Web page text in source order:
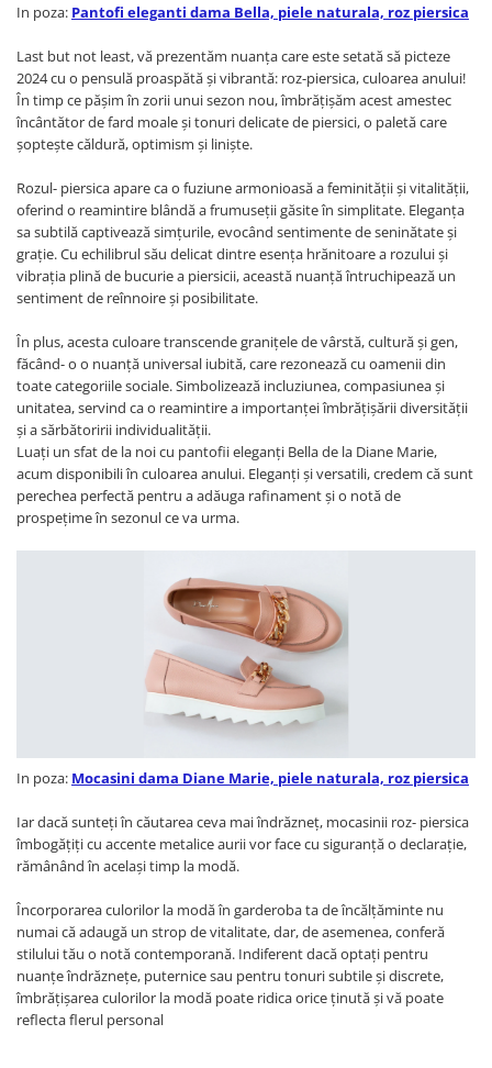
In poza: Pantofi eleganti dama Bella, piele naturala, roz piersica
Last but not least, vă prezentăm nuanța care este setată să picteze
2024 cu o pensulă proaspătă și vibrantă: roz-piersica, culoarea anului!
În timp ce pășim în zorii unui sezon nou, îmbrățișăm acest amestec
încântător de fard moale și tonuri delicate de piersici, o paletă care
șoptește căldură, optimism și liniște.
Rozul- piersica apare ca o fuziune armonioasă a feminității și vitalității,
oferind o reamintire blândă a frumuseții găsite în simplitate. Eleganța
sa subtilă captivează simțurile, evocând sentimente de seninătate și
grație. Cu echilibrul său delicat dintre esența hrănitoare a rozului și
vibrația plină de bucurie a piersicii, această nuanță întruchipează un
sentiment de reînnoire și posibilitate.
În plus, acesta culoare transcende granițele de vârstă, cultură și gen,
făcând- o o nuanță universal iubită, care rezonează cu oamenii din
toate categoriile sociale. Simbolizează incluziunea, compasiunea și
unitatea, servind ca o reamintire a importanței îmbrățișării diversității
și a sărbătoririi individualității.
Luați un sfat de la noi cu pantofii eleganţi Bella de la Diane Marie,
acum disponibili în culoarea anului. Eleganţi şi versatili, credem că sunt
perechea perfectă pentru a adăuga rafinament şi o notă de
prospeţime în sezonul ce va urma.
In poza: Mocasini dama Diane Marie, piele naturala, roz piersica
Iar dacă sunteți în căutarea ceva mai îndrăzneț, mocasinii roz- piersica
îmbogăţiţi cu accente metalice aurii vor face cu siguranță o declarație,
rămânând în același timp la modă.
Încorporarea culorilor la modă în garderoba ta de încălțăminte nu
numai că adaugă un strop de vitalitate, dar, de asemenea, conferă
stilului tău o notă contemporană. Indiferent dacă optați pentru
nuanțe îndrăznețe, puternice sau pentru tonuri subtile și discrete,
îmbrățișarea culorilor la modă poate ridica orice ținută și vă poate
reflecta flerul personal